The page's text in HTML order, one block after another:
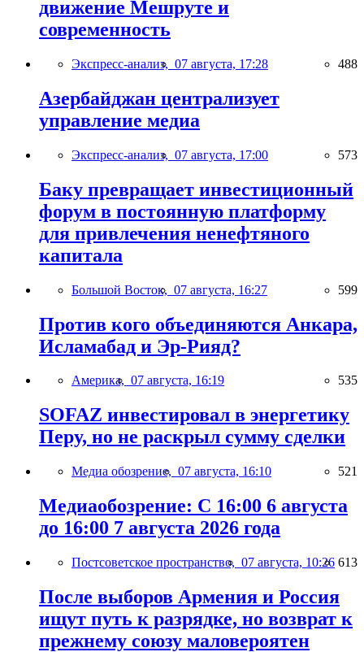
движение Мешруте и
современность
Экспресс-анализ, 07 августа, 17:28 488
Азербайджан централизует
управление медиа
Экспресс-анализ, 07 августа, 17:00 573
Баку превращает инвестиционный
форум в постоянную платформу
для привлечения ненефтяного
капитала
Большой Восток, 07 августа, 16:27 599
Против кого объединяются Анкара,
Исламабад и Эр-Рияд?
Америка, 07 августа, 16:19 535
SOFAZ инвестировал в энергетику
Перу, но не раскрыл сумму сделки
Медиа обозрение, 07 августа, 16:10 521
Медиаобозрение: С 16:00 6 августа
до 16:00 7 августа 2026 года
Постсоветское пространство, 07 августа, 10:26 613
После выборов Армения и Россия
ищут путь к разрядке, но возврат к
прежнему союзу маловероятен